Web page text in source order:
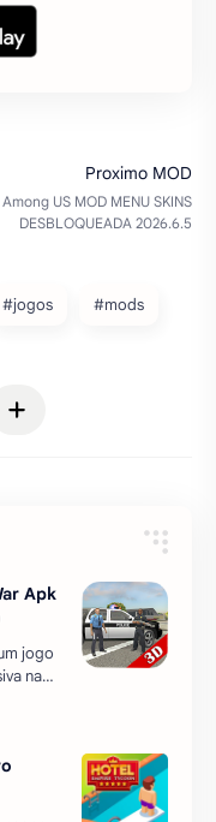
#jogos #mods
Apk
jogo
na
as